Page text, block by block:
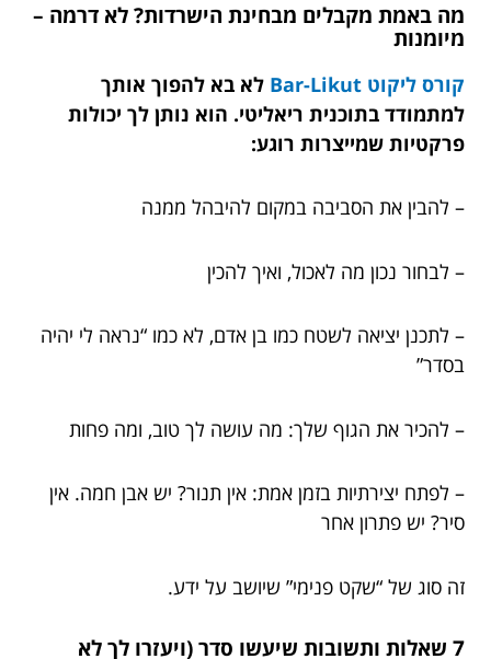
מה באמת מקבלים מבחינת הישרדות? לא דרמה –
מיומנות
קורס ליקוט Bar-Likut
לא בא להפוך אותך
למתמודד בתוכנית ריאליטי. הוא נותן לך יכולות
פרקטיות שמייצרות רוגע:
– להבין את הסביבה במקום להיבהל ממנה
– לבחור נכון מה לאכול, ואיך להכין
– לתכנן יציאה לשטח כמו בן אדם, לא כמו “נראה לי יהיה
בסדר”
– להכיר את הגוף שלך: מה עושה לך טוב, ומה פחות
– לפתח יצירתיות בזמן אמת: אין תנור? יש אבן חמה. אין
סיר? יש פתרון אחר
זה סוג של “שקט פנימי” שיושב על ידע.
7 שאלות ותשובות שיעשו סדר (ויעזרו לך לא